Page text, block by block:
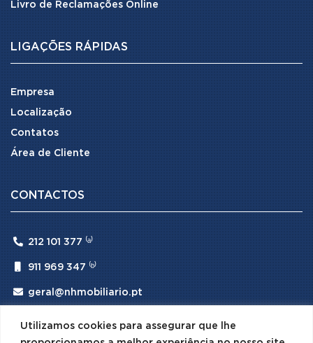
Utilizamos cookies para assegurar que lhe
Livro de Reclamações Online
LIGAÇÕES RÁPIDAS
Empresa
Localização
Contatos
Área de Cliente
CONTACTOS
 212 101 377 ⁽ᵃ⁾
911 969 347 ⁽ᵇ⁾
 geral@nhmobiliario.pt